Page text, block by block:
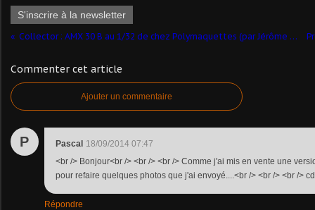
S'inscrire à la newsletter
Collector : AMX 30 B au 1/32 de chez Polymaquettes (par Jérôme HADACEK) - Nouvelles photos
Commenter cet article
Ajouter un commentaire
P Pascal 18/09/2014 07:47
<br /> Bonjour<br /> <br /> <br /> Comme j'ai mis en vente une
pour refaire quelques photos que j'ai envoyé....<br /> <br /> <br />
Répondre